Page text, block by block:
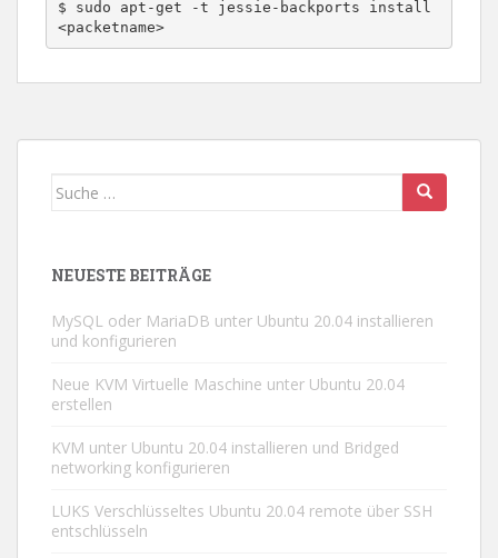
$ sudo apt-get -t jessie-backports install
<packetname>
Suche
NEUESTE BEITRÄGE
MySQL oder MariaDB unter Ubuntu 20.04 installieren
und konfigurieren
Neue KVM Virtuelle Maschine unter Ubuntu 20.04
erstellen
KVM unter Ubuntu 20.04 installieren und Bridged
networking konfigurieren
LUKS Verschlüsseltes Ubuntu 20.04 remote über SSH
entschlüsseln